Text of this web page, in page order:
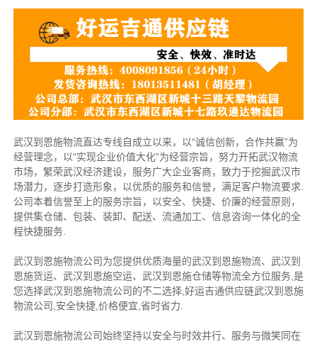
武汉到恩施物流直达专线自成立以来，以“诚信创新，合作共赢”为
经营理念，以“实现企业价值大化”为经营宗旨，努力开拓武汉物流
市场，繁荣武汉经济建设，服务广大企业客商，致力于挖掘武汉市
场潜力，逐步打造形象，以优质的服务和信誉，满足客户物流要求.
公司本着信誉至上的服务宗旨，以安全、快捷、价廉的经营原则，
提供集仓储、包装、装卸、配送、流通加工、信息咨询一体化的全
程快捷服务.
武汉到恩施物流公司为您提供优质海量的武汉到恩施物流、武汉到
恩施货运、武汉到恩施空运、武汉到恩施仓储等物流全方位服务,是
您选择武汉到恩施物流公司的不二选择,好运吉通供应链武汉到恩施
物流公司,安全快捷,价格便宜,省时省力.
武汉到恩施物流公司始终坚持以安全与时效并行、服务与微笑同在